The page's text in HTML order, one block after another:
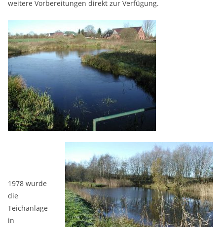
weitere Vorbereitungen direkt zur Verfügung.
1978 wurde
die
Teichanlage
in